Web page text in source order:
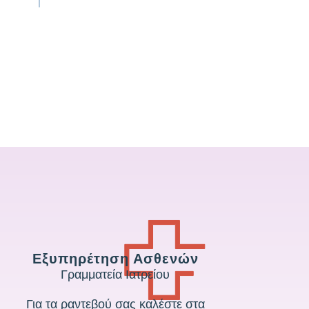
Εξυπηρέτηση Ασθενών
Γραμματεία Ιατρείου
Για τα ραντεβού σας καλέστε στα